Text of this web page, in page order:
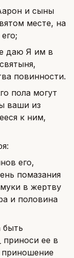
и сыны
месте, на
даю Я им в
повинности.
пола могут
ваши из
к ним,
его,
помазания
в жертву
и половина
быть
приноси ее в
приношение